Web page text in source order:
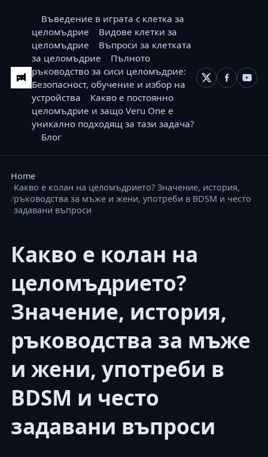
Въведение в играта с клетка за
целомъдрие
Видове клетки за
целомъдрие
Въпроси за клетката
за целомъдрие
Пълното
ръководство за сиси целомъдрие:
Безопасност, обучение и избор на
устройства
Какво е постоянно
целомъдрие и защо Veru One е
уникално подходящ за тази задача?
Блог
Home
Какво е колан на целомъдрието? Значение, история,
ръководства за мъже и жени, употреби в BDSM и често
задавани въпроси
Какво е колан на
целомъдрието?
Значение, история,
ръководства за мъже
и жени, употреби в
BDSM и често
задавани въпроси